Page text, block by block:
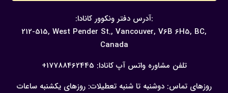
:آدرس دفتر ونکوور کانادا:
212-515, West Pender St., Vancouver, V6B 6H5, BC,
Canada
تلفن مشاوره واتس آپ کانادا: 17788462445+
روزهای تماس: دوشنبه تا شنبه تعطیلات: روزهای یکشنبه ساعات